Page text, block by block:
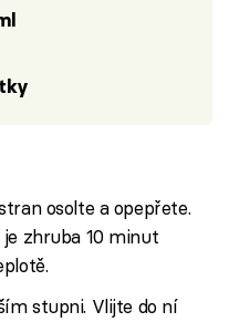
osolte a opepřete.
zhruba 10 minut
stupni. Vlijte do ní